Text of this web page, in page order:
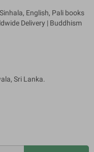
English, Pali books
Delivery | Buddhism
Sri Lanka.